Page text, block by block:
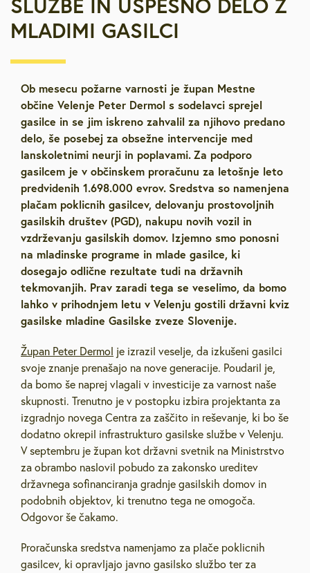
MLADIMI GASILCI
Ob mesecu požarne varnosti je župan Mestne
občine Velenje Peter Dermol s sodelavci sprejel
gasilce in se jim iskreno zahvalil za njihovo predano
delo, še posebej za obsežne intervencije med
lanskoletnimi neurji in poplavami.Za podporo
gasilcem je v občinskem proračunu za letošnje leto
predvidenih 1.698.000 evrov. Sredstva so namenjena
plačam poklicnih gasilcev, delovanju prostovoljnih
gasilskih društev (PGD), nakupu novih vozil in
vzdrževanju gasilskih domov. Izjemno smo ponosni
na mladinske programe in mlade gasilce, ki
dosegajo odlične rezultate tudi na državnih
tekmovanjih. Prav zaradi tega se veselimo, da bomo
lahko v prihodnjem letu v Velenju gostili državni kviz
gasilske mladine Gasilske zveze Slovenije.
Župan Peter Dermol je izrazil veselje, da izkušeni gasilci
svoje znanje prenašajo na nove generacije. Poudaril je,
da bomo še naprej vlagali v investicije za varnost naše
skupnosti. Trenutno je v postopku izbira projektanta za
izgradnjo novega Centra za zaščito in reševanje, ki bo še
dodatno okrepil infrastrukturo gasilske službe v Velenju.
V septembru je župan kot državni svetnik na Ministrstvo
za obrambo naslovil pobudo za zakonsko ureditev
državnega sofinanciranja gradnje gasilskih domov in
podobnih objektov, ki trenutno tega ne omogoča.
Odgovor še čakamo.
Proračunska sredstva namenjamo za plače poklicnih
gasilcev, ki opravljajo javno gasilsko službo ter za